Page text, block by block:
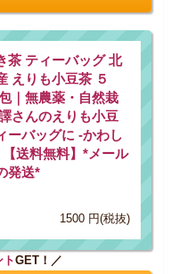
茶 ティーバッグ 北
えりも小豆茶 ５
｜無農薬・自然栽
さんのえりも小豆
ーバッグに -かわし
【送料無料】*メール
発送*
1500 円(税抜)
トGET！／